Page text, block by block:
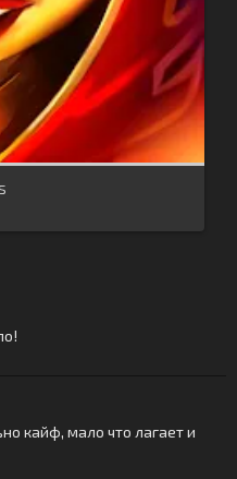
кайф, мало что лагает и